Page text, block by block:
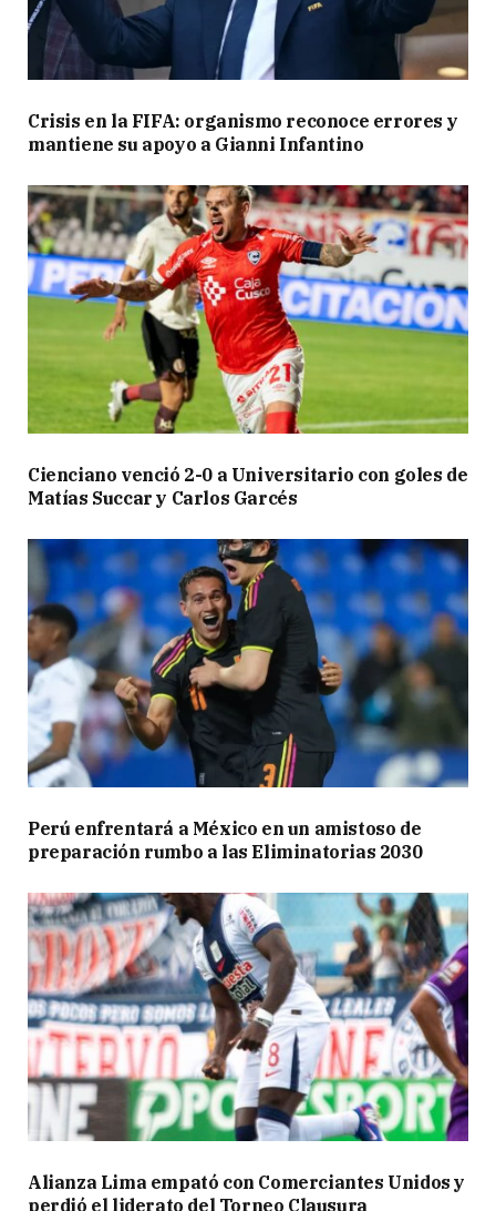
Crisis en la FIFA: organismo reconoce errores y
mantiene su apoyo a Gianni Infantino
Cienciano venció 2-0 a Universitario con goles de
Matías Succar y Carlos Garcés
Perú enfrentará a México en un amistoso de
preparación rumbo a las Eliminatorias 2030
Alianza Lima empató con Comerciantes Unidos y
perdió el liderato del Torneo Clausura